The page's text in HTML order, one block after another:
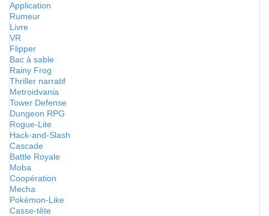
Application
Rumeur
Livre
VR
Flipper
Bac à sable
Rainy Frog
Thriller narratif
Metroidvania
Tower Defense
Dungeon RPG
Rogue-Lite
Hack-and-Slash
Cascade
Battle Royale
Moba
Coopération
Mecha
Pokémon-Like
Casse-tête